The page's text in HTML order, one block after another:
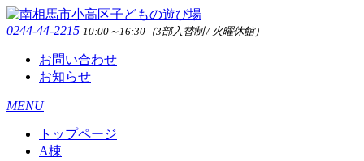
0244-44-2215 10:00～16:30（3部入替制 / 火曜休館）
お問い合わせ
お知らせ
MENU
トップページ
A棟